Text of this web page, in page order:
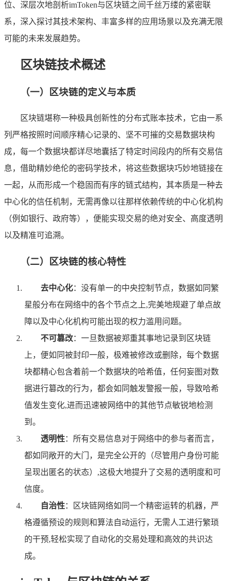
位、深层次地剖析imToken与区块链之间千丝万缕的紧密联
系，深入探讨其技术架构、丰富多样的应用场景以及充满无限
可能的未来发展趋势。
区块链技术概述
（一）区块链的定义与本质
区块链堪称一种极具创新性的分布式账本技术，它由一系
列严格按照时间顺序精心记录的、坚不可摧的交易数据块构
成，每一个数据块都详尽地囊括了特定时间段内的所有交易信
息，借助精妙绝伦的密码学技术，将这些数据块巧妙地链接在
一起，从而形成一个稳固而有序的链式结构，其本质是一种去
中心化的信任机制，无需再像以往那样依赖传统的中心化机构
（例如银行、政府等），便能实现交易的绝对安全、高度透明
以及精准可追溯。
（二）区块链的核心特性
去中心化：没有单一的中央控制节点，数据如同繁
星般分布在网络中的各个节点之上,完美地规避了单点故
障以及中心化机构可能出现的权力滥用问题。
不可篡改：一旦数据被郑重其事地记录到区块链
上，便如同被封印一般，极难被修改或删除，每个数据
块都精心包含着前一个数据块的哈希值，任何妄图对数
据进行篡改的行为，都会如同触发警报一般，导致哈希
值发生变化,进而迅速被网络中的其他节点敏锐地检测
到。
透明性：所有交易信息对于网络中的参与者而言，
都如同敞开的大门，是完全公开的（尽管用户身份可能
呈现出匿名的状态）,这极大地提升了交易的透明度和可
信度。
自治性：区块链网络如同一个精密运转的机器，严
格遵循预设的规则和算法自动运行，无需人工进行繁琐
的干预,轻松实现了自动化的交易处理和高效的共识达
成。